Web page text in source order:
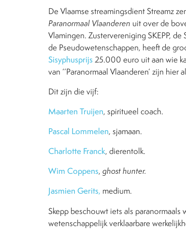
De Vlaamse streamingsdient Streamz
Paranormaal Vlaanderen uit over de
Vlamingen. Zustervereniging SKEPP,
de Pseudowetenschappen, heeft de
Sisyphusprijs 25.000 euro uit aan wie
van ‘’Paranormaal Vlaanderen’ zijn
Dit zijn die vijf:
Maarten Truijen, spiritueel coach.
Pascal Lommelen, sjamaan.
Charlotte Franck, dierentolk.
Wim Coppens, ghost hunter.
Jasmien Gerits, medium.
Skepp beschouwt iets als paranormaals
wetenschappelijk verklaarbare